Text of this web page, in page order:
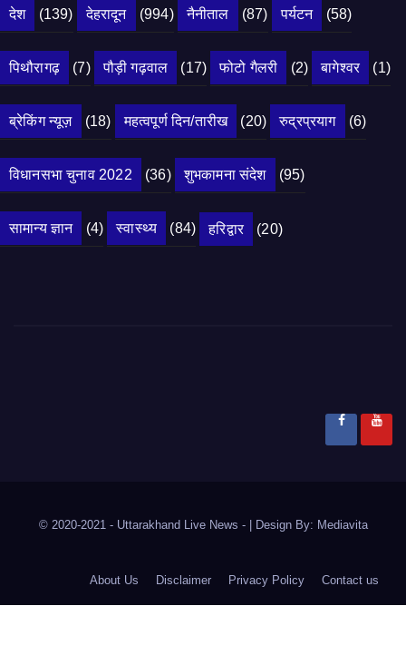
देश (139) देहरादून (994) नैनीताल (87) पर्यटन (58)
पिथौरागढ़ (7) पौड़ी गढ़वाल (17) फोटो गैलरी (2) बागेश्वर (1)
ब्रेकिंग न्यूज़ (18) महत्वपूर्ण दिन/तारीख (20) रुद्रप्रयाग (6)
विधानसभा चुनाव 2022 (36) शुभकामना संदेश (95)
सामान्य ज्ञान (4) स्वास्थ्य (84) हरिद्वार (20)
© 2020-2021 - Uttarakhand Live News - Design By: Mediavita
About Us Disclaimer Privacy Policy Contact us